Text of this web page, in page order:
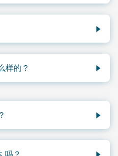
或CAAS账户、各大学申请
资料、成绩单、课外实践
绩、雅思/托福等语言考试
荐信等申请材料。
12年级下半年的成绩单。
校招生信息，准备面试。
，考虑是否接受录取。
间线，欢迎联络加一教育美
美国大学申请和学业规划帮
部分的美国大学申请，包括
请，都会用到这两个平台系
所美国大学的申请，包括
校。其中大多数为私立教
。学生可以在CA系统的账
样的？
理的一条美国大学申请规划
列出有意向申请的美国大
学和专业进行调研；了解
吗？